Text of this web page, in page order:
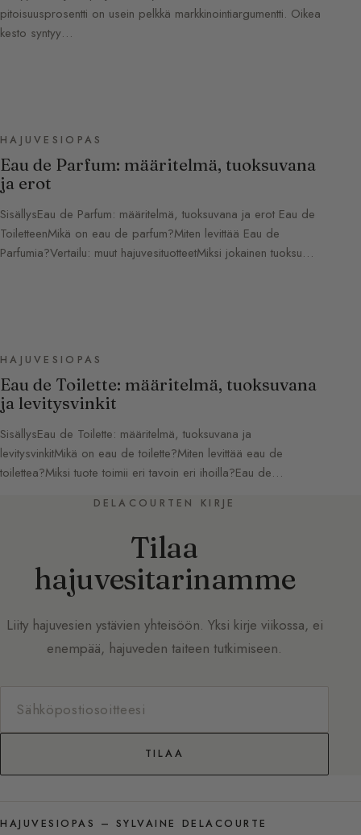
pitoisuusprosentti on usein pelkkä markkinointiargumentti. Oikea
kesto syntyy…
HAJUVESIOPAS
Eau de Parfum: määritelmä, tuoksuvana
ja erot
SisällysEau de Parfum: määritelmä, tuoksuvana ja erot Eau de
ToiletteenMikä on eau de parfum?Miten levittää Eau de
Parfumia?Vertailu: muut hajuvesituotteetMiksi jokainen tuoksu…
HAJUVESIOPAS
Eau de Toilette: määritelmä, tuoksuvana
ja levitysvinkit
SisällysEau de Toilette: määritelmä, tuoksuvana ja
levitysvinkitMikä on eau de toilette?Miten levittää eau de
toilettea?Miksi tuote toimii eri tavoin eri ihoilla?Eau de…
DELACOURTEN KIRJE
Tilaa
hajuvesitarinamme
Liity hajuvesien ystävien yhteisöön. Yksi kirje viikossa, ei
enempää, hajuveden taiteen tutkimiseen.
TILAA
HAJUVESIOPAS – SYLVAINE DELACOURTE